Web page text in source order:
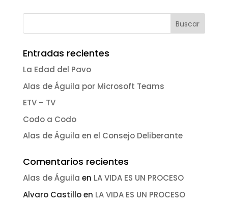
Entradas recientes
La Edad del Pavo
Alas de Águila por Microsoft Teams
ETV – TV
Codo a Codo
Alas de Águila en el Consejo Deliberante
Comentarios recientes
Alas de Águila en LA VIDA ES UN PROCESO
Alvaro Castilloen LA VIDA ES UN PROCESO